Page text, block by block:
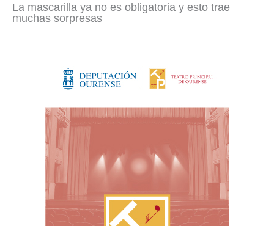
La mascarilla ya no es obligatoria y esto trae
muchas sorpresas